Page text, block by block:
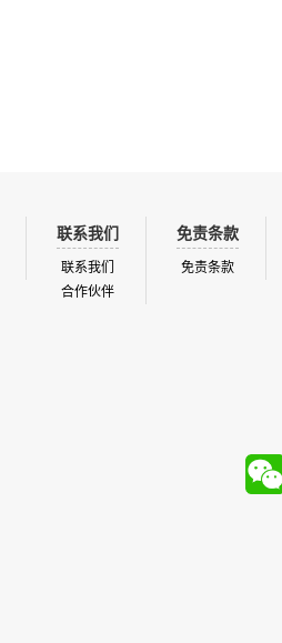
联系我们
联系我们
合作伙伴
免责条款
免责条款